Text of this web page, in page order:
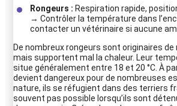
Rongeurs : Respiration rapide,
→ Contrôler la température dans
contacter un vétérinaire si aucune
De nombreux rongeurs sont originaires de
mais supportent mal la chaleur. Leur
situe généralement entre 18 et 20 °C. À
devient dangereux pour de nombreuses
nature, ils se réfugient dans des terriers
souvent pas possible lorsqu’ils sont